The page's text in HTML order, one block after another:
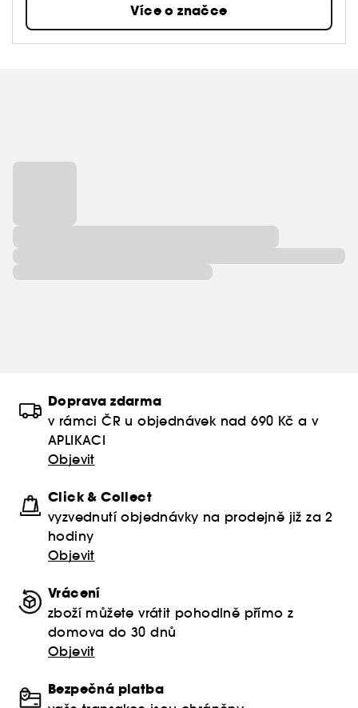
Více o značce
Doprava zdarma
v rámci ČR u objednávek nad 690 Kč a v
APLIKACI
Objevit
Click & Collect
vyzvednutí objednávky na prodejně již za 2
hodiny
Objevit
Vrácení
zboží můžete vrátit pohodlně přímo z
domova do 30 dnů
Objevit
Bezpečná platba